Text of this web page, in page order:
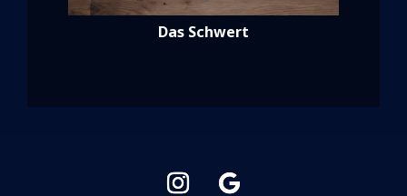
Das Schwert